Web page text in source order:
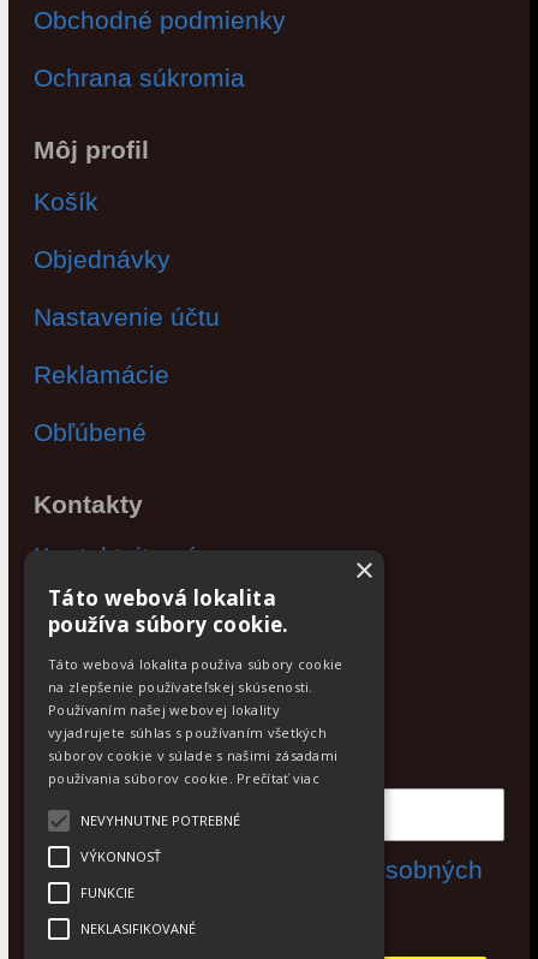
Obchodné podmienky
Ochrana súkromia
Môj profil
Košík
Objednávky
Nastavenie účtu
Reklamácie
Obľúbené
Kontakty
Kontaktujte nás
Po - Pia: 9:00 - 17:00
Newsletter
Odoberajte aktuálne novinky
Súhlasím s
spracovaním osobných
×
Táto webová lokalita
používa súbory cookie.
Táto webová lokalita používa súbory cookie
na zlepšenie používateľskej skúsenosti.
Používaním našej webovej lokality
vyjadrujete súhlas s používaním všetkých
súborov cookie v súlade s našimi zásadami
používania súborov cookie. Prečítať viac
NEVYHNUTNE POTREBNÉ
VÝKONNOSŤ
FUNKCIE
NEKLASIFIKOVANÉ